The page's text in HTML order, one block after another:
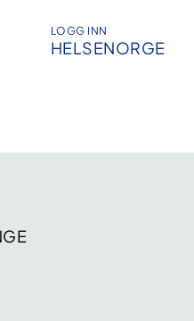
LOGG INN
HELSENORGE